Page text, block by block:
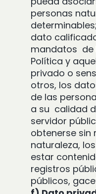
personas
determinables;
dato
mandatos de
Política y
privado o
otros, los
de las
a su calidad
servidor
obtenerse sin
naturaleza,
estar
registros
públicos,